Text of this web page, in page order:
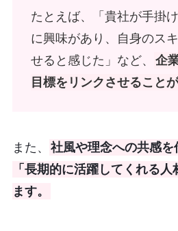
たとえば、「貴社が手掛
に興味があり、自身のス
せると感じた」など、
企
目標をリンクさせること
また、
社風や理念への共感
「長期的に活躍してくれる人
ます。